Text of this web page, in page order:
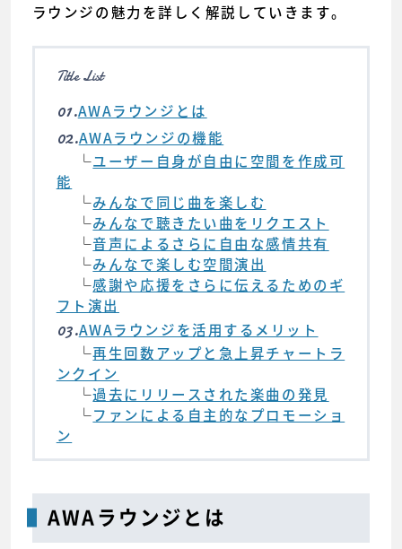
ラウンジの魅力を詳しく解説していきます。
Title List
01.AWAラウンジとは
02.AWAラウンジの機能
└ユーザー自身が自由に空間を作成可
能
└みんなで同じ曲を楽しむ
└みんなで聴きたい曲をリクエスト
└音声によるさらに自由な感情共有
└みんなで楽しむ空間演出
└感謝や応援をさらに伝えるためのギ
フト演出
03.AWAラウンジを活用するメリット
└再生回数アップと急上昇チャートラ
ンクイン
└過去にリリースされた楽曲の発見
└ファンによる自主的なプロモーショ
ン
AWAラウンジとは